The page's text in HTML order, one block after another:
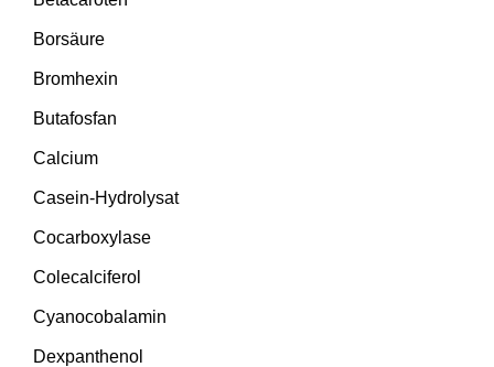
Borsäure
Bromhexin
Butafosfan
Calcium
Casein-Hydrolysat
Cocarboxylase
Colecalciferol
Cyanocobalamin
Dexpanthenol